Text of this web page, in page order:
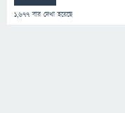
1,677 বার দেখা হয়েছে